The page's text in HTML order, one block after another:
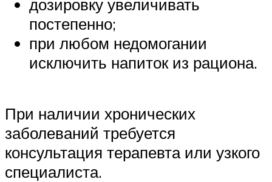
дозировку увеличивать
постепенно;
при любом недомогании
исключить напиток из рациона.
При наличии хронических
заболеваний требуется
консультация терапевта или узкого
специалиста.